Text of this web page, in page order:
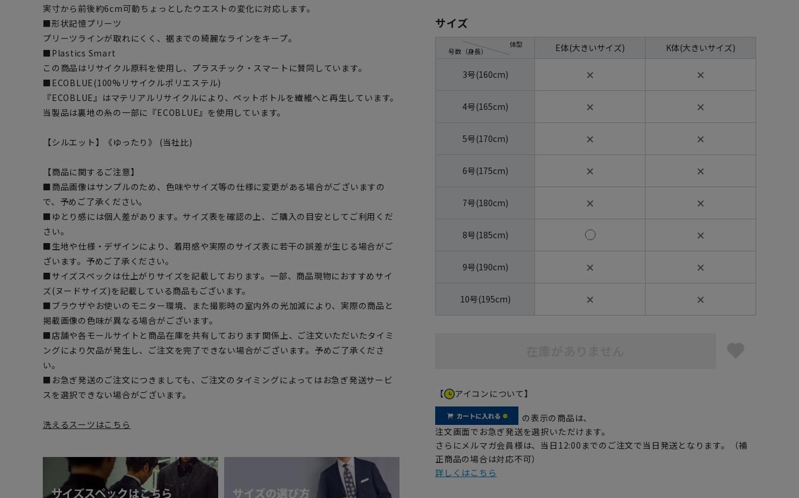
実寸から前後約6cm可動ちょっとしたウエストの変化に対応します。
■形状記憶プリーツ
プリーツラインが取れにくく、裾までの綺麗なラインをキープ。
■Plastics Smart
この商品はリサイクル原料を使用し、プラスチック・スマートに賛同しています。
■ECOBLUE(100%リサイクルポリエステル)
『ECOBLUE』はマテリアルリサイクルにより、ペットボトルを繊維へと再生しています。
当製品は裏地の糸の一部に『ECOBLUE』を使用しています。
【シルエット】《ゆったり》 (当社比)
【商品に関するご注意】
■商品画像はサンプルのため、色味やサイズ等の仕様に変更がある場合がございますの
で、予めご了承ください。
■ゆとり感には個人差があります。サイズ表を確認の上、ご購入の目安としてご利用くだ
さい。
■生地や仕様・デザインにより、着用感や実際のサイズ表に若干の誤差が生じる場合がご
ざいます。予めご了承ください。
■サイズスペックは仕上がりサイズを記載しております。一部、商品現物におすすめサイ
ズ(ヌードサイズ)を記載している商品もございます。
■ブラウザやお使いのモニター環境、また撮影時の室内外の光加減により、実際の商品と
掲載画像の色味が異なる場合がございます。
■店舗や各モールサイトと商品在庫を共有しております関係上、ご注文いただいたタイミ
ングにより欠品が発生し、ご注文を完了できない場合がございます。予めご了承くださ
い。
■お急ぎ発送のご注文につきましても、ご注文のタイミングによってはお急ぎ発送サービ
スを選択できない場合がございます。
洗えるスーツはこちら
サイズ
号数（身長）
体型 E体(大きいサイズ) K体(大きいサイズ)
3号(160cm) ✕ ✕
4号(165cm) ✕ ✕
5号(170cm) ✕ ✕
6号(175cm) ✕ ✕
7号(180cm) ✕ ✕
8号(185cm) ✕
9号(190cm) ✕ ✕
10号(195cm) ✕ ✕
【 アイコンについて】
の表示の商品は、
注文画面でお急ぎ発送を選択いただけます。
さらにメルマガ会員様は、当日12:00までのご注文で当日発送となります。（補
正商品の場合は対応不可）
詳しくはこちら